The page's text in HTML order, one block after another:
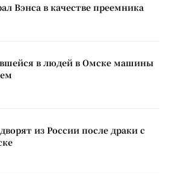
Вэнса в качестве преемника
в людей в Омске машины
из России после драки с